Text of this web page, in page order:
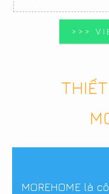
>>>
MOREHOME là